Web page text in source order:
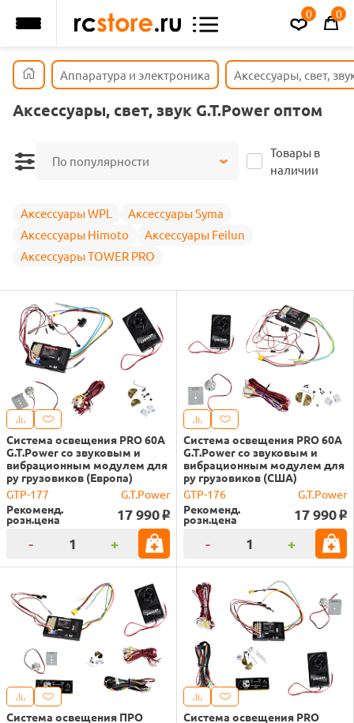
0 0
Аппаратура и электроника Аксессуары, свет,
Аксессуары, свет, звук G.T.Power оптом
По популярности
Товары в
наличии
Аксессуары WPL
Аксессуары Syma
Аксессуары Himoto
Аксессуары Feilun
Аксессуары TOWER PRO
Система освещения PRO 60A
G.T.Power со звуковым и
вибрационным модулем для
ру грузовиков (Европа)
GTP-177
G.T.Power
Рекоменд.
розн.цена 17 990 o
- +
Система освещения PRO 60A
G.T.Power со звуковым и
вибрационным модулем для
ру грузовиков (США)
GTP-176
G.T.Power
Рекоменд.
розн.цена 17 990 o
- +
Система освещения ПРО
Система освещения PRO